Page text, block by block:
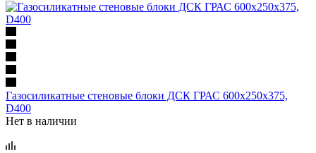
Газосиликатные стеновые блоки ДСК ГРАС 600х250х375,
D400
Нет в наличии